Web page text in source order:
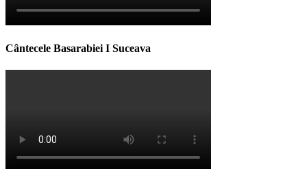
Cântecele Basarabiei I Suceava